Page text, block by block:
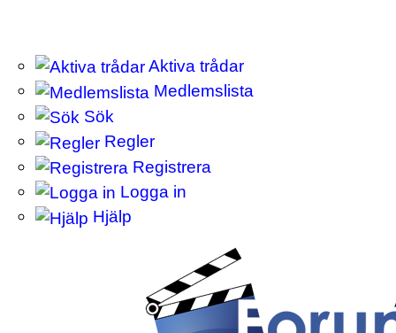
Aktiva trådar
Medlemslista
Sök
Regler
Registrera
Logga in
Hjälp